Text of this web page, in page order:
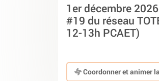
1er décembre
#19 du réseau
12-13h PCAET)
Coordonner et animer